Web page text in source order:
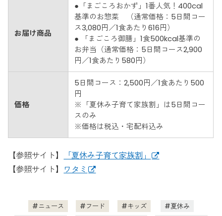
お届け商品
●「まごころおかず」1番人気！400cal
基準のお惣菜 （通常価格：5日間コー
ス3,080円／1食あたり616円）
● 「まごころ御膳」1食500kcal基準の
お弁当（通常価格：5日間コース2,900
円／1食あたり580円）
価格
5日間コース：2,500円／1食あたり500
円
※「夏休み子育て家族割」は5日間コー
スのみ
※価格は税込・宅配料込み
【参照サイト】
「夏休み子育て家族割」
【参照サイト】
ワタミ
ニュース フード キッズ
夏休み